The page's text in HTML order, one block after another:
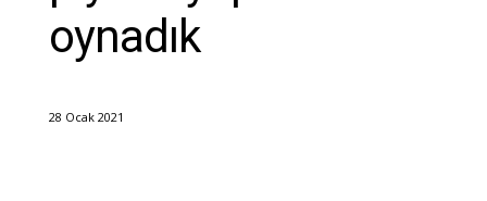
oynadık
28 Ocak 2021